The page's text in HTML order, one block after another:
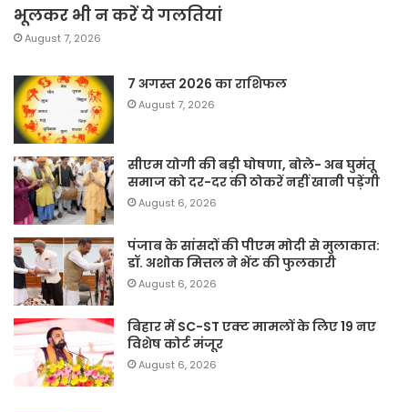
भूलकर भी न करें ये गलतियां
August 7, 2026
7 अगस्त 2026 का राशिफल
August 7, 2026
सीएम योगी की बड़ी घोषणा, बोले- अब घुमंतू
समाज को दर-दर की ठोकरें नहीं खानी पड़ेंगी
August 6, 2026
पंजाब के सांसदों की पीएम मोदी से मुलाकात:
डॉ. अशोक मित्तल ने भेंट की फुलकारी
August 6, 2026
बिहार में SC-ST एक्ट मामलों के लिए 19 नए
विशेष कोर्ट मंजूर
August 6, 2026